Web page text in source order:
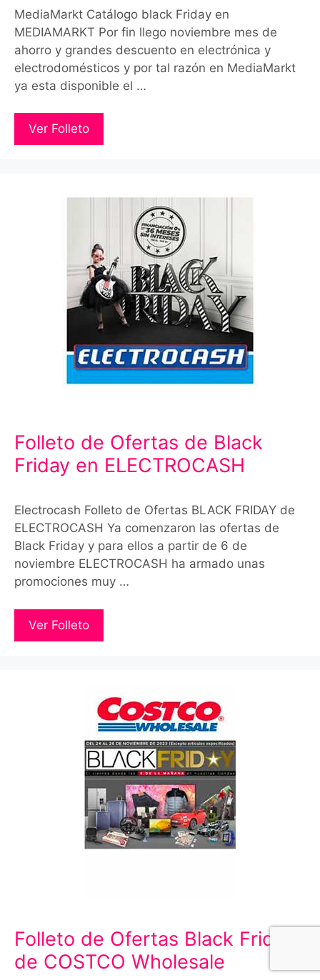
MediaMarkt Catálogo black Friday en
MEDIAMARKT Por fin llego noviembre mes de
ahorro y grandes descuento en electrónica y
electrodomésticos y por tal razón en MediaMarkt
ya esta disponible el …
Ver Folleto
Folleto de Ofertas de Black
Friday en ELECTROCASH
Electrocash Folleto de Ofertas BLACK FRIDAY de
ELECTROCASH Ya comenzaron las ofertas de
Black Friday y para ellos a partir de 6 de
noviembre ELECTROCASH ha armado unas
promociones muy …
Ver Folleto
Folleto de Ofertas Black Friday
de COSTCO Wholesale